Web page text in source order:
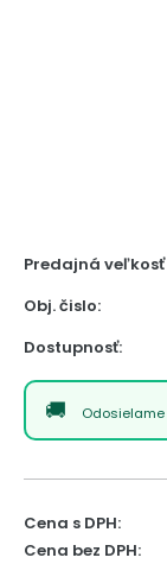
Predajná veľkosť
Obj. čislo:
Dostupnosť:
Odosielame
Cena s DPH:
Cena bez DPH: